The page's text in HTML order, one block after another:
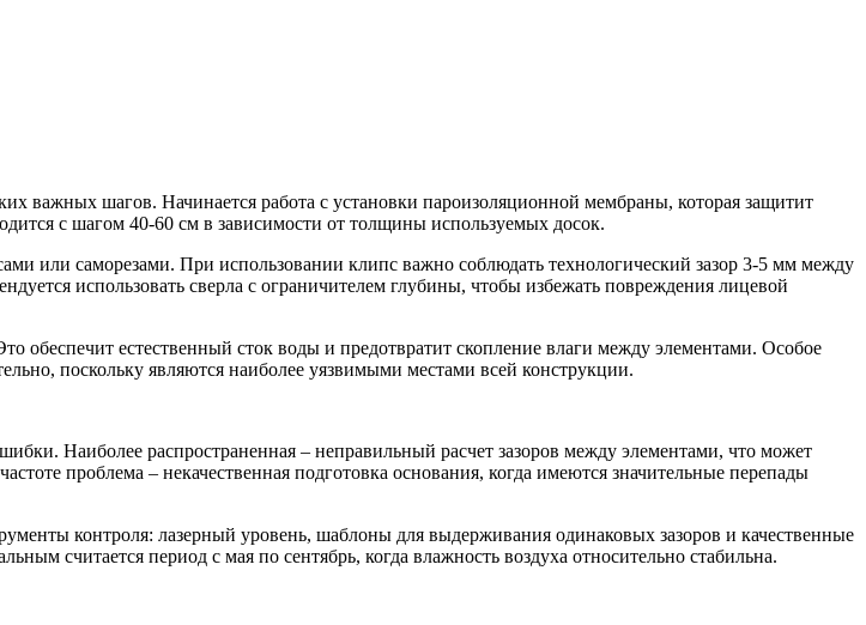
важных шагов. Начинается работа с установки пароизоляционной мембраны, которая защитит
с шагом 40-60 см в зависимости от толщины используемых досок.
или саморезами. При использовании клипс важно соблюдать технологический зазор 3-5 мм между
использовать сверла с ограничителем глубины, чтобы избежать повреждения лицевой
обеспечит естественный сток воды и предотвратит скопление влаги между элементами. Особое
поскольку являются наиболее уязвимыми местами всей конструкции.
Наиболее распространенная – неправильный расчет зазоров между элементами, что может
проблема – некачественная подготовка основания, когда имеются значительные перепады
контроля: лазерный уровень, шаблоны для выдерживания одинаковых зазоров и качественные
считается период с мая по сентябрь, когда влажность воздуха относительно стабильна.